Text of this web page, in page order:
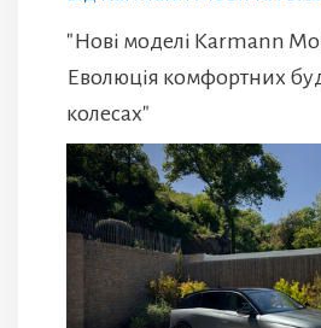
"Нові моделі Karmann
Еволюція комфортних
колесах"